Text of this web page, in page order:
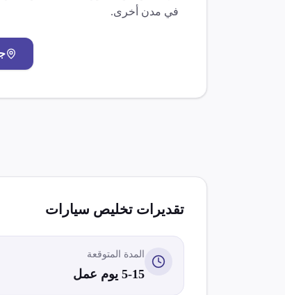
في مدن أخرى.
تقديرات تخليص سيارات
المدة المتوقعة
5-15 يوم عمل